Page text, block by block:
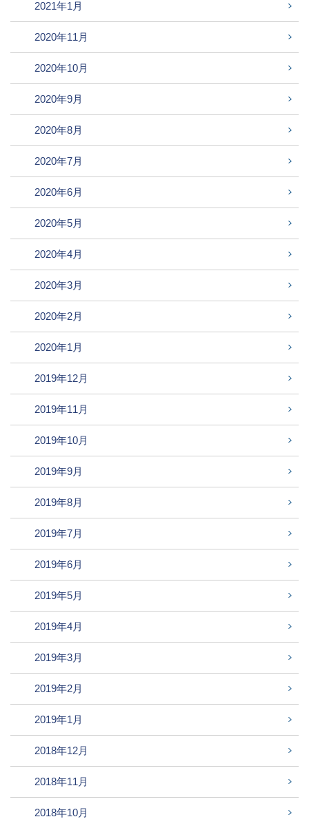
2021年1月
2020年11月
2020年10月
2020年9月
2020年8月
2020年7月
2020年6月
2020年5月
2020年4月
2020年3月
2020年2月
2020年1月
2019年12月
2019年11月
2019年10月
2019年9月
2019年8月
2019年7月
2019年6月
2019年5月
2019年4月
2019年3月
2019年2月
2019年1月
2018年12月
2018年11月
2018年10月